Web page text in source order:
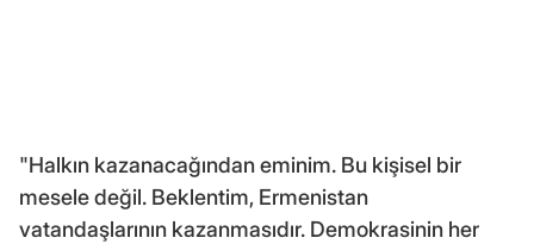
"Halkın kazanacağından eminim. Bu kişisel bir
mesele değil. Beklentim, Ermenistan
vatandaşlarının kazanmasıdır. Demokrasinin her